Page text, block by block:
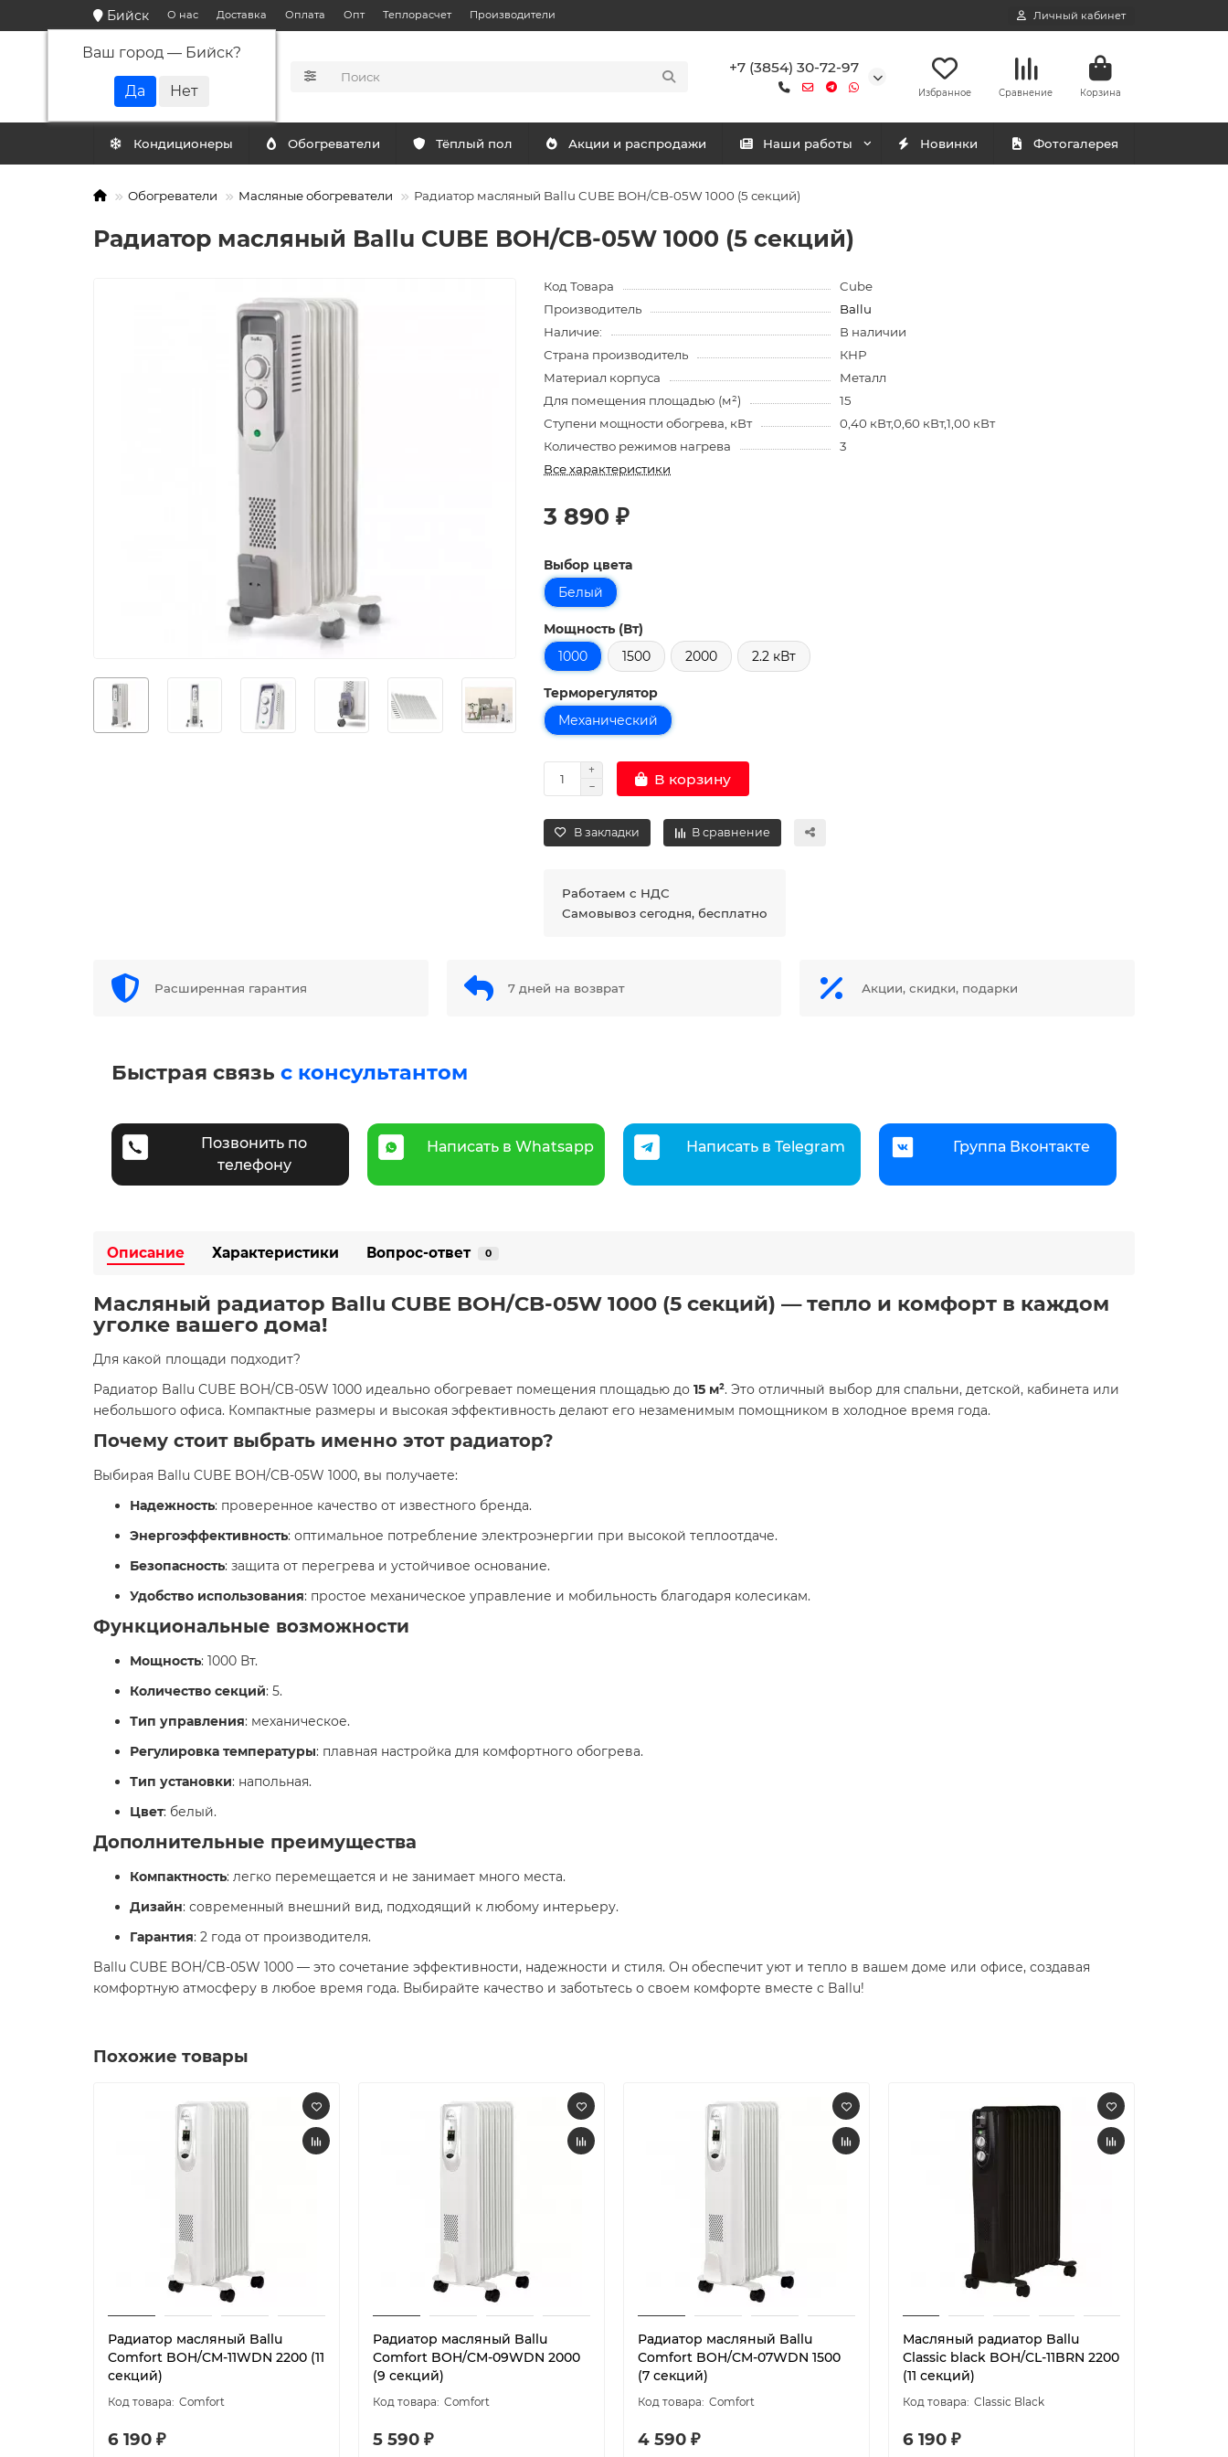
Бийск
Ваш город — Бийск?
О нас Доставка Оплата Опт Теплорасчет Производители Личный кабинет
+7 (3854) 30-72-97
Избранное Сравнение Корзина
Кондиционеры Обогреватели Тёплый пол Акции и распродажи Наши работы Новинки Фотогалерея
Обогреватели Масляные обогреватели Радиатор масляный Ballu CUBE BOH/CB-05W 1000 (5 секций)
Радиатор масляный Ballu CUBE BOH/CB-05W 1000 (5 секций)
Код Товара
Cube
Производитель
Ballu
Наличие:
В наличии
Страна производитель
КНР
Материал корпуса
Металл
Для помещения площадью (м²)
15
Ступени мощности обогрева, кВт
0,40 кВт,0,60 кВт,1,00 кВт
Количество режимов нагрева
3
Все характеристики
3 890 ₽
Выбор цвета
Белый
Мощность (Вт)
1000
1500 2000 2.2 кВт
Терморегулятор
Механический
В корзину
В закладки В сравнение
Работаем с НДС
Самовывоз сегодня, бесплатно
Расширенная гарантия 7 дней на возврат Акции, скидки, подарки
Быстрая связь с консультантом
Позвонить по
телефону
Написать в Whatsapp Написать в Telegram Группа Вконтакте
Описание Характеристики Вопрос-ответ 0
Масляный радиатор Ballu CUBE BOH/CB-05W 1000 (5 секций) — тепло и комфорт в каждом
уголке вашего дома!
Для какой площади подходит?
Радиатор Ballu CUBE BOH/CB-05W 1000 идеально обогревает помещения площадью до 15 м². Это отличный выбор для спальни, детской, кабинета или
небольшого офиса. Компактные размеры и высокая эффективность делают его незаменимым помощником в холодное время года.​
Почему стоит выбрать именно этот радиатор?
Выбирая Ballu CUBE BOH/CB-05W 1000, вы получаете:​
Надежность: проверенное качество от известного бренда.
Энергоэффективность: оптимальное потребление электроэнергии при высокой теплоотдаче.
Безопасность: защита от перегрева и устойчивое основание.
Удобство использования: простое механическое управление и мобильность благодаря колесикам.​
Функциональные возможности
Мощность: 1000 Вт.
Количество секций: 5.
Тип управления: механическое.
Регулировка температуры: плавная настройка для комфортного обогрева.
Тип установки: напольная.
Цвет: белый.​
Дополнительные преимущества
Компактность: легко перемещается и не занимает много места.
Дизайн: современный внешний вид, подходящий к любому интерьеру.
Гарантия: 2 года от производителя.​
Ballu CUBE BOH/CB-05W 1000 — это сочетание эффективности, надежности и стиля. Он обеспечит уют и тепло в вашем доме или офисе, создавая
комфортную атмосферу в любое время года. Выбирайте качество и заботьтесь о своем комфорте вместе с Ballu!
Похожие товары
Радиатор масляный Ballu
Comfort BOH/CM-11WDN 2200 (11
секций)
Comfort
6 190 ₽
Радиатор масляный Ballu
Comfort BOH/CM-09WDN 2000
(9 секций)
Comfort
5 590 ₽
Радиатор масляный Ballu
Comfort BOH/CM-07WDN 1500
(7 секций)
Comfort
4 590 ₽
Масляный радиатор Ballu
Classic black BOH/CL-11BRN 2200
(11 секций)
Classic Black
6 190 ₽